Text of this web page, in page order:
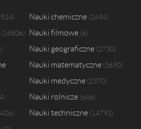
Nauki chemiczne 2494
16806 Nauki filmowe 6
Nauki geograficzne 2730
Nauki matematyczne 5690
Nauki medyczne 2370
Nauki rolnicze 646
Nauki techniczne 14792